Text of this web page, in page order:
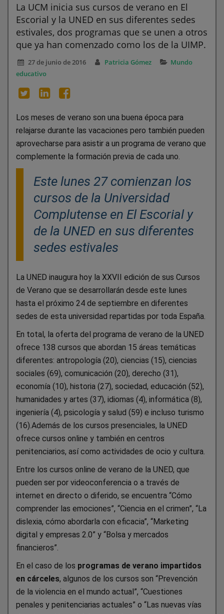
La UCM inicia sus cursos de verano en El
Escorial y la UNED en sus diferentes sedes
estivales, dos programas que se unen a otros
que ya han comenzado como los de la UIMP.
27 de junio de 2016 Patricia Gómez
Mundo
educativo
Los meses de verano son una buena época para
relajarse durante las vacaciones pero también pueden
aprovecharse para asistir a un programa de verano que
complemente la formación previa de cada uno.
Este lunes 27 comienzan los
cursos de la Universidad
Complutense en El Escorial y
de la UNED en sus diferentes
sedes estivales
La UNED inaugura hoy la XXVII edición de sus Cursos
de Verano que se desarrollarán desde este lunes
hasta el próximo 24 de septiembre en diferentes
sedes de esta universidad repartidas por toda España.
En total, la oferta del programa de verano de la UNED
ofrece 138 cursos que abordan 15 áreas temáticas
diferentes: antropología (20), ciencias (15), ciencias
sociales (69), comunicación (20), derecho (31),
economía (10), historia (27), sociedad, educación (52),
humanidades y artes (37), idiomas (4), informática (8),
ingeniería (4), psicología y salud (59) e incluso turismo
(16).Además de los cursos presenciales, la UNED
ofrece cursos online y también en centros
penitenciarios, así como actividades de ocio y cultura.
Entre los cursos online de verano de la UNED, que
pueden ser por videoconferencia o a través de
internet en directo o diferido, se encuentra “Cómo
comprender las emociones”, “Ciencia en el crimen”, “La
dislexia, cómo abordarla con eficacia”, “Marketing
digital y empresas 2.0” y “Bolsa y mercados
financieros”.
En el caso de los programas de verano impartidos
en cárceles, algunos de los cursos son “Prevención
de la violencia en el mundo actual”, “Cuestiones
penales y penitenciarias actuales” o “Las nuevas vías